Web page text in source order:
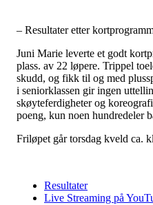
– Resultater etter
Juni Marie leverte et godt
plass. av 22 løpere. Trippel
skudd, og fikk til og med
i seniorklassen gir ingen
skøyteferdigheter og
poeng, kun noen hundredeler
Friløpet går torsdag kveld ca.
Resultater
Live Streaming på